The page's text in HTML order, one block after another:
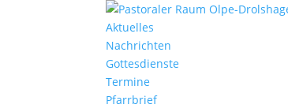
Aktu­elles
Nach­richten
Gottes­dienste
Termine
Pfarr­brief